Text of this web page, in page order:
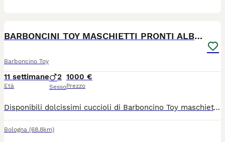
BARBONCINI TOY MASCHIETTI PRONTI ALBICOCCA e RED
Barboncino Toy
11 settimane
Età
2
Sesso
1000 €
Prezzo
Disponibili dolcissimi cuccioli di Barboncino Toy maschietti, già pronti per entrare nella loro nuova famiglia. Disponibili: 🐾 Maschietto color albicocca 🐾 Maschietto color toy red chiaro Cuccioli dal carattere dolce e affettuoso, ideali per chi cerca un piccolo compagno di vita. La loro taglia contenuta li rende perfetti anche per la vita in appartamento. Vengono consegnati con: ✅ Libretto sanitario con vaccinazioni effettuate ✅ Sverminazione eseguita ✅ Microchip ✅ Certificato di buona salute rilasciato dal veterinario Senza pedigree. 📍 Cuccioli disponibili a Bologna 💰 Prezzo: 1000 euro Possibilità di consegna da concordare. I cuccioli sono disponibili da subito e aspettano solo di trovare la loro nuova famiglia ❤️
Bologna (68.8km)